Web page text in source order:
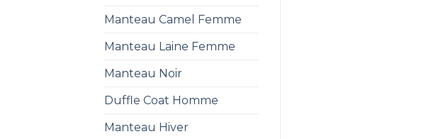
Manteau Camel Femme
Manteau Laine Femme
Manteau Noir
Duffle Coat Homme
Manteau Hiver